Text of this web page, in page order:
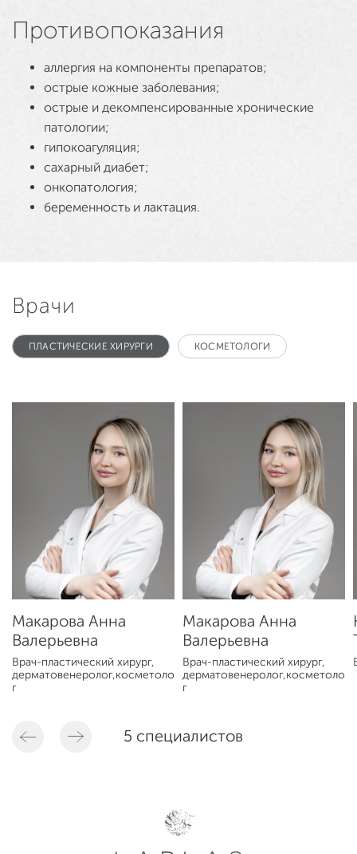
Противопоказания
аллергия на компоненты препаратов;
острые кожные заболевания;
острые и декомпенсированные хронические
патологии;
гипокоагуляция;
сахарный диабет;
онкопатология;
беременность и лактация.
Врачи
ПЛАСТИЧЕСКИЕ ХИРУРГИ КОСМЕТОЛОГИ
Макарова Анна
Валерьевна
Врач-пластический хирург,
дерматовенеролог,косметоло
г
Макарова Анна
Валерьевна
Врач-пластический хирург,
дерматовенеролог,косметоло
г
5 специалистов